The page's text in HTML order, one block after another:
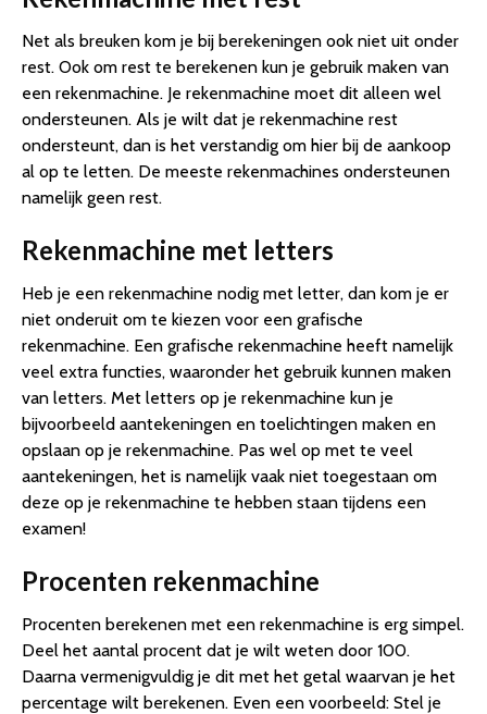
Net als breuken kom je bij berekeningen ook niet uit onder
rest. Ook om rest te berekenen kun je gebruik maken van
een rekenmachine. Je rekenmachine moet dit alleen wel
ondersteunen. Als je wilt dat je rekenmachine rest
ondersteunt, dan is het verstandig om hier bij de aankoop
al op te letten. De meeste rekenmachines ondersteunen
namelijk geen rest.
Rekenmachine met letters
Heb je een rekenmachine nodig met letter, dan kom je er
niet onderuit om te kiezen voor een grafische
rekenmachine. Een grafische rekenmachine heeft namelijk
veel extra functies, waaronder het gebruik kunnen maken
van letters. Met letters op je rekenmachine kun je
bijvoorbeeld aantekeningen en toelichtingen maken en
opslaan op je rekenmachine. Pas wel op met te veel
aantekeningen, het is namelijk vaak niet toegestaan om
deze op je rekenmachine te hebben staan tijdens een
examen!
Procenten rekenmachine
Procenten berekenen met een rekenmachine is erg simpel.
Deel het aantal procent dat je wilt weten door 100.
Daarna vermenigvuldig je dit met het getal waarvan je het
percentage wilt berekenen. Even een voorbeeld: Stel je